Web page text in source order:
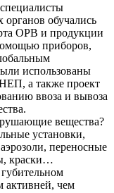
обучались
ОРВ и продукции
приборов,
использованы
а также проект
ввоза и вывоза
вещества?
установки,
переносные
краски…
активней, чем